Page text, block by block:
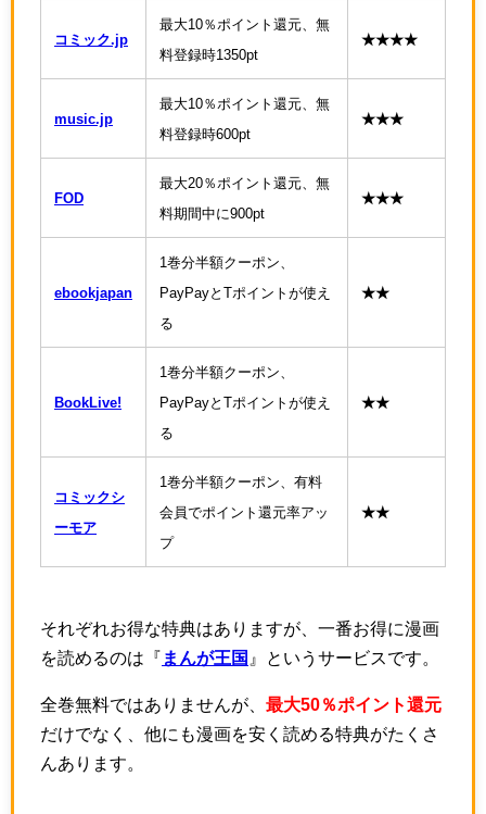
コミック.jp
最大10％ポイント還元、無
料登録時1350pt
★★★★
music.jp
最大10％ポイント還元、無
料登録時600pt
★★★
FOD
最大20％ポイント還元、無
料期間中に900pt
★★★
ebookjapan
1巻分半額クーポン、
PayPayとTポイントが使え
る
★★
BookLive!
1巻分半額クーポン、
PayPayとTポイントが使え
る
★★
コミックシ
ーモア
1巻分半額クーポン、有料
会員でポイント還元率アッ
プ
★★
それぞれお得な特典はありますが、一番お得に漫画
を読めるのは『 まんが王国 』というサービスです。
全巻無料ではありませんが、 最大50％ポイント還元
だけでなく、他にも漫画を安く読める特典がたくさ
んあります。